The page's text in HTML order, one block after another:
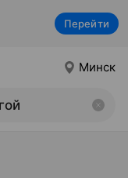
Перейти
Минск